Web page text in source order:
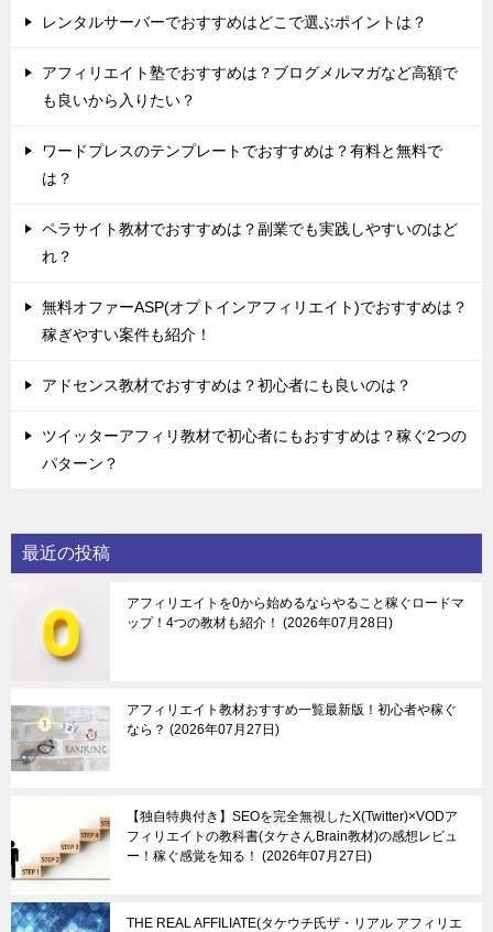
レンタルサーバーでおすすめはどこで選ぶポイントは？
アフィリエイト塾でおすすめは？ブログメルマガなど高額で
も良いから入りたい？
ワードプレスのテンプレートでおすすめは？有料と無料で
は？
ペラサイト教材でおすすめは？副業でも実践しやすいのはど
れ？
無料オファーASP(オプトインアフィリエイト)でおすすめは？
稼ぎやすい案件も紹介！
アドセンス教材でおすすめは？初心者にも良いのは？
ツイッターアフィリ教材で初心者にもおすすめは？稼ぐ2つの
パターン？
最近の投稿
アフィリエイトを0から始めるならやること稼ぐロードマ
ップ！4つの教材も紹介！
2026年07月28日
アフィリエイト教材おすすめ一覧最新版！初心者や稼ぐ
なら？
2026年07月27日
【独自特典付き】SEOを完全無視したX(Twitter)×VODア
フィリエイトの教科書(タケさんBrain教材)の感想レビュ
ー！稼ぐ感覚を知る！
2026年07月27日
THE REAL AFFILIATE(タケウチ氏ザ・リアル アフィリエ